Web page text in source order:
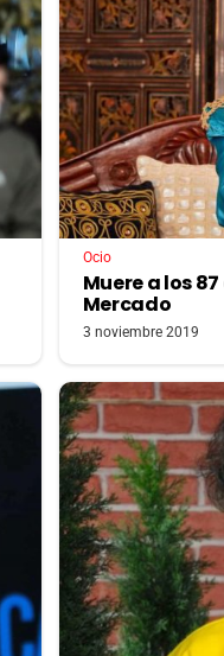
Ocio
Muere a los
Mercado
3 noviembre 2019